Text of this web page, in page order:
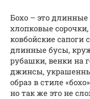
Бохо – это
хлопковые
ковбойские сапоги
длинные бусы,
рубашки, венки на
джинсы,
образ в стиле
но так же это не